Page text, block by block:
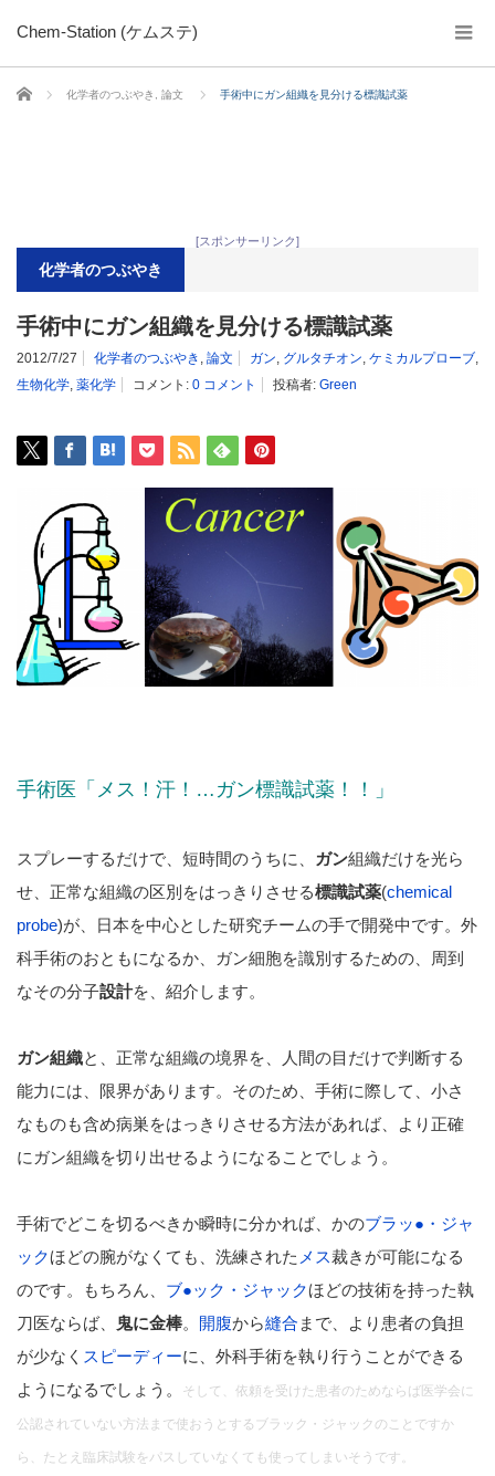
Chem-Station (ケムステ)
ホーム 化学者のつぶやき 論文 手術中にガン組織を見分ける標識試薬
[スポンサーリンク]
化学者のつぶやき
手術中にガン組織を見分ける標識試薬
2012/7/27 化学者のつぶやき , 論文 ガン, グルタチオン, ケミカルプローブ,
生物化学, 薬化学 コメント: 0 コメント 投稿者: Green
手術医「メス！汗！…ガン標識試薬！！」
スプレーするだけで、短時間のうちに、 ガン組織だけを光ら
せ、正常な組織の区別をはっきりさせる標識試薬(chemical
probe)が、日本を中心とした研究チームの手で開発中です。外
科手術のおともになるか、ガン細胞を識別するための、周到
なその分子設計を、紹介します。
ガン組織と、正常な組織の境界を、人間の目だけで判断する
能力には、限界があります。そのため、手術に際して、小さ
なものも含め病巣をはっきりさせる方法があれば、より正確
にガン組織を切り出せるようになることでしょう。
手術でどこを切るべきか瞬時に分かれば、かのブラッ●・ジャ
ックほどの腕がなくても、洗練された メス裁きが可能になる
のです。もちろん、 ブ●ック・ジャックほどの技術を持った執
刀医ならば、
鬼に金棒。 開腹から縫合 まで、より患者の負担
が少なく スピーディーに、外科手術を執り行うことができる
ようになるでしょう。
そして、依頼を受けた患者のためならば医学会に
公認されていない方法まで使おうとするブラック・ジャックのことですか
ら、たとえ臨床試験をパスしていなくても使ってしまいそうです。